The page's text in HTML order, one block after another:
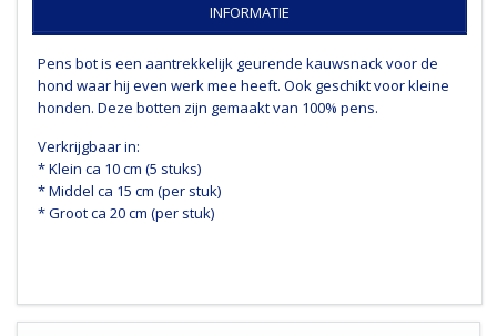
INFORMATIE
Pens bot is een aantrekkelijk geurende kauwsnack voor de
hond waar hij even werk mee heeft. Ook geschikt voor kleine
honden. Deze botten zijn gemaakt van 100% pens.
Verkrijgbaar in:
* Klein ca 10 cm (5 stuks)
* Middel ca 15 cm (per stuk)
* Groot ca 20 cm (per stuk)